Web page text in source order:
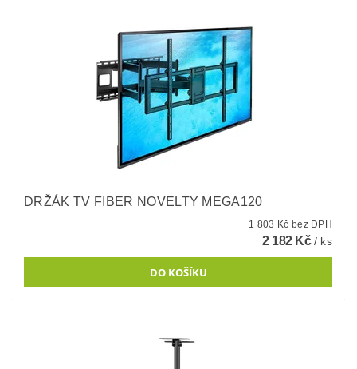
DRŽÁK TV FIBER NOVELTY MEGA120
1 803 Kč bez DPH
2 182 Kč/ ks